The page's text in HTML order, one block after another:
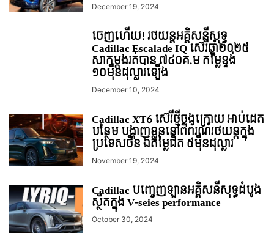
December 19, 2024
ចេញហើយ! រថយន្តអគ្គិសនីសុទ្ធ
Cadillac Escalade IQ ស៊េរីឆ្នាំ២០២៥
សាកម្តងរត់បាន ៧៤០គ.ម តម្លៃខ្ទង់
១០មុឺនដុល្លារឡើង
December 10, 2024
Cadillac XT6 ស៊េរីថ្មីចុងក្រោយ អាប់ដេត
បន្ថែម បង្ហាញខ្លួននៅពិព័រណ៍រថយន្តក្នុង
ប្រទេសចិន ឯតម្លៃជិត ៥មុឺនដុល្លារ
November 19, 2024
Cadillac បញ្ចេញឡានអគ្គិសនីសុទ្ធដំបូង
ស្ថិតក្នុង V-seies performance
October 30, 2024